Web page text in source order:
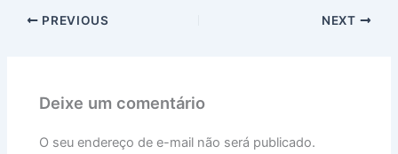
PREVIOUS NEXT
Deixe um comentário
O seu endereço de e-mail não será publicado.